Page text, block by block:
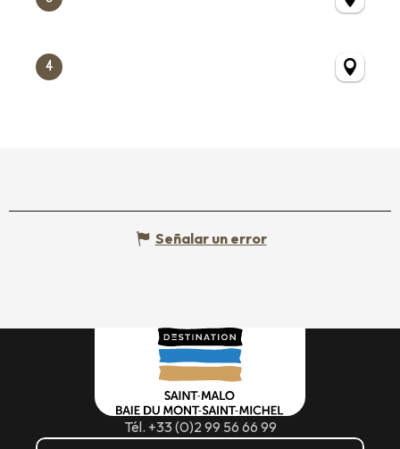
4
Señalar un error
Tél. +33 (0)2 99 56 66 99